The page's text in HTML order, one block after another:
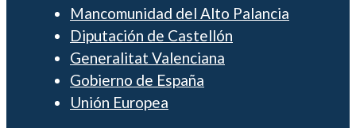
Mancomunidad del Alto Palancia
Diputación de Castellón
Generalitat Valenciana
Gobierno de España
Unión Europea